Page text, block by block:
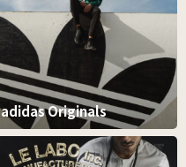
adidas Originals